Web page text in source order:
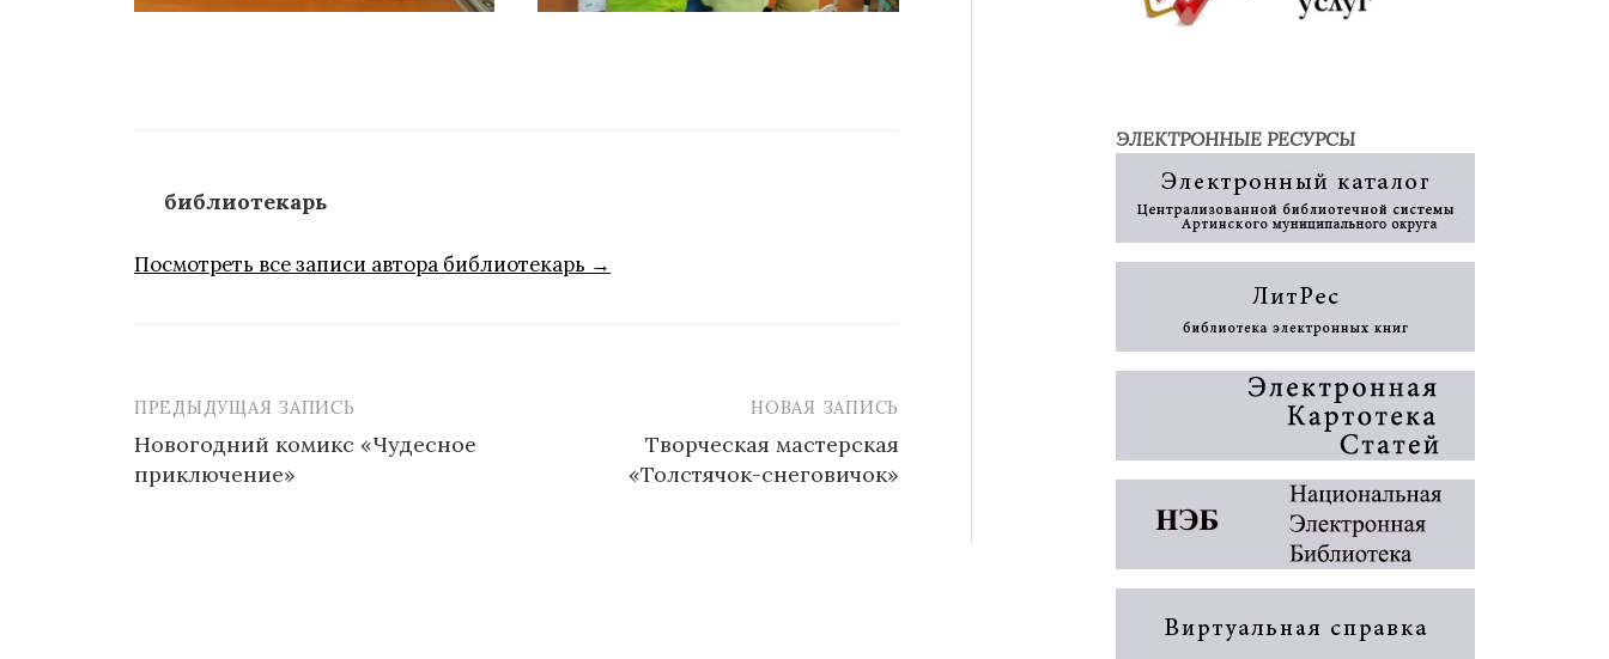
библиотекарь
Посмотреть все записи автора библиотекарь →
Навигация
по
ПРЕДЫДУЩАЯ ЗАПИСЬ
Новогодний комикс «Чудесное
приключение»
НОВАЯ ЗАПИСЬ
Творческая мастерская
«Толстячок-снеговичок»
ЭЛЕКТРОННЫЕ РЕСУРСЫ